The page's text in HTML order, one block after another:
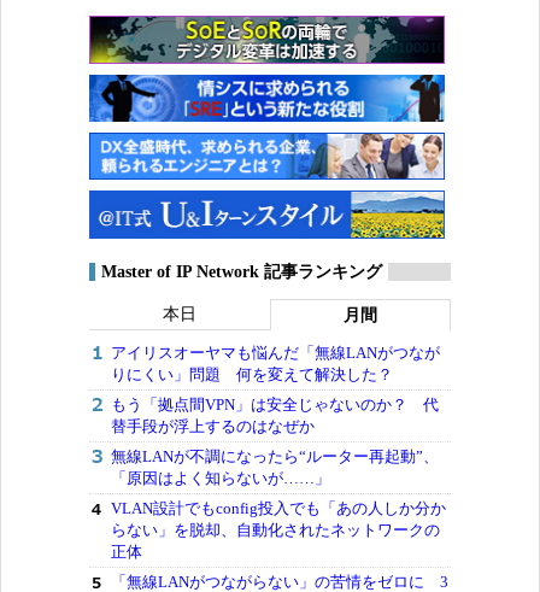
Master of IP Network 記事ランキング
本日 月間
アイリスオーヤマも悩んだ「無線LANがつなが
りにくい」問題 何を変えて解決した？
もう「拠点間VPN」は安全じゃないのか？ 代
替手段が浮上するのはなぜか
無線LANが不調になったら“ルーター再起動”、
「原因はよく知らないが……」
VLAN設計でもconfig投入でも「あの人しか分か
らない」を脱却、自動化されたネットワークの
正体
「無線LANがつながらない」の苦情をゼロに 3